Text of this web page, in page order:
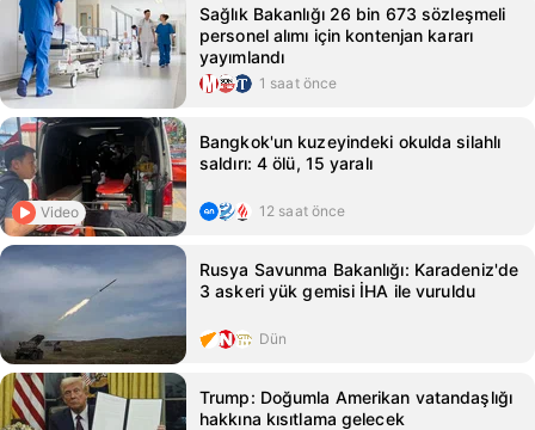
Sağlık Bakanlığı 26 bin 673 sözleşmeli
personel alımı için kontenjan kararı
yayımlandı
1 saat önce
Video
Bangkok'un kuzeyindeki okulda silahlı
saldırı: 4 ölü, 15 yaralı
12 saat önce
Rusya Savunma Bakanlığı: Karadeniz'de
3 askeri yük gemisi İHA ile vuruldu
Dün
Trump: Doğumla Amerikan vatandaşlığı
hakkına kısıtlama gelecek